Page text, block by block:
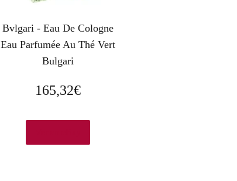
Bvlgari - Eau De Cologne
Eau Parfumée Au Thé Vert
Bulgari
165,32€